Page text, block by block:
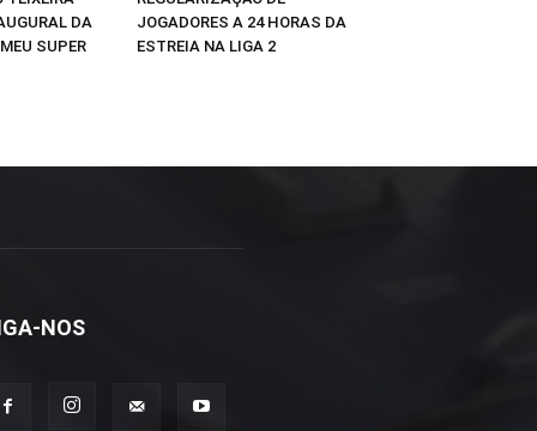
DA
SUPER
JOGADORES A 24 HORAS DA
ESTREIA NA LIGA 2
NOS